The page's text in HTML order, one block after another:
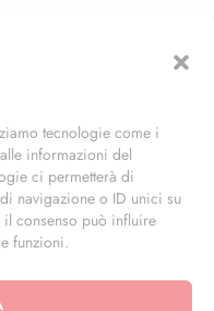
tecnologie come i
informazioni del
ci permetterà di
navigazione o ID unici su
consenso può influire
funzioni.
(MI)